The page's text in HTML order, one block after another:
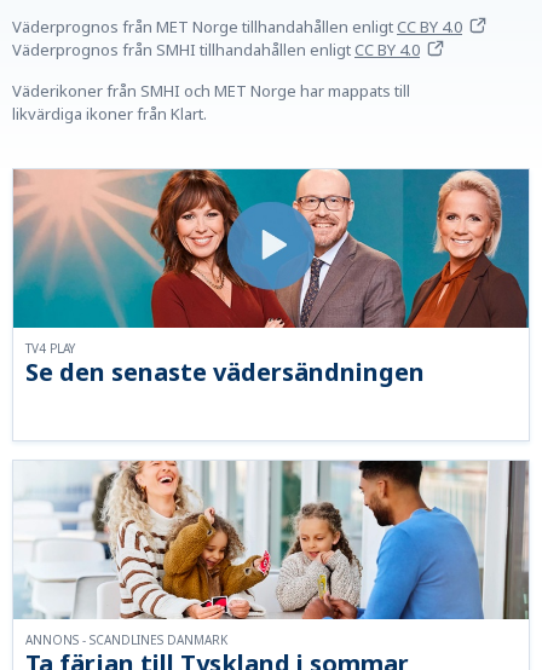
Väderprognos från MET Norge tillhandahållen enligtCC BY 4.0
Väderprognos från SMHI tillhandahållen enligtCC BY 4.0
Väderikoner från SMHI och MET Norge har mappats till
likvärdiga ikoner från Klart.
Se den senaste vädersändningen
TV4 PLAY
ANNONS - SCANDLINES DANMARK